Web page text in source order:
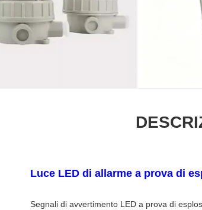
Luce LED di allarme a prova di
Segnali di avvertimento LED a prova di